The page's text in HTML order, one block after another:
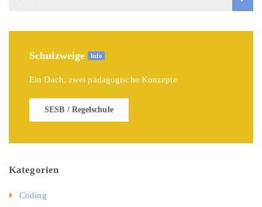
Schulzweige Info
Ein Dach, zwei pädagogische Konzepte
SESB / Regelschule
Kategorien
Coding